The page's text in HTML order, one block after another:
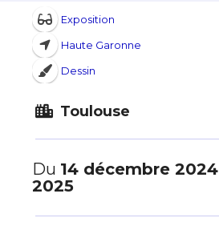
Exposition
Haute Garonne
Dessin
Toulouse
Du 14 décembre 2024
2025